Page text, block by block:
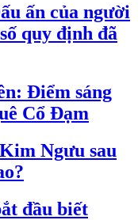
ấn của người
quy định đã
Điểm sáng
Cổ Đạm
Ngưu sau
đầu biết